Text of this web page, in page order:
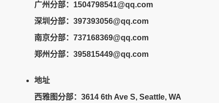
广州分部： 1504798541@qq.com
深圳分部：397393056@qq.com
南京分部：737168369@qq.com
郑州分部：395815449@qq.com
地址
西雅图分部：3614 6th Ave S, Seattle, WA